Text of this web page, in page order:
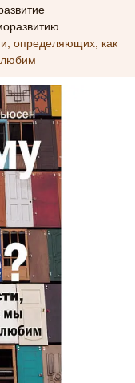
определяющих, как